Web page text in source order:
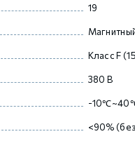
19
Класс F
380 В
-
<90%